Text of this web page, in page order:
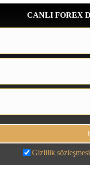
CANLI FOREX
Gizlilik sözleşmesi